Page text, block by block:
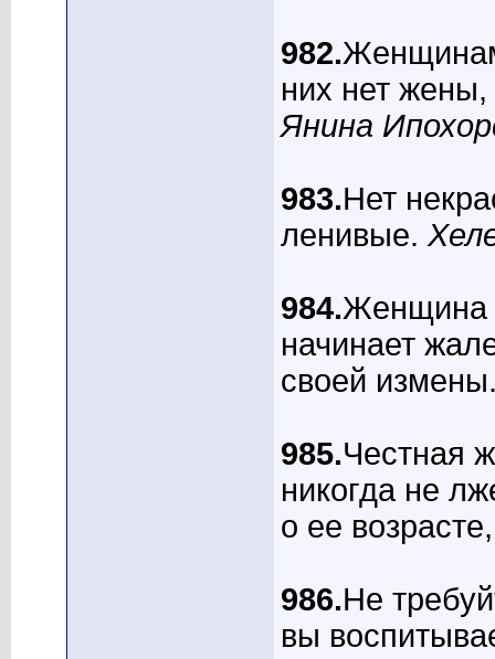
982.
них нет
Янина
983.Нет
ленивые.
984.Женщина
начинает
своей
985.Честная
никогда не
о ее
986.Не
вы